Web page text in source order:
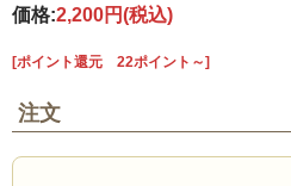
価格:2,200円(税込)
[ポイント還元 22ポイント～]
注文